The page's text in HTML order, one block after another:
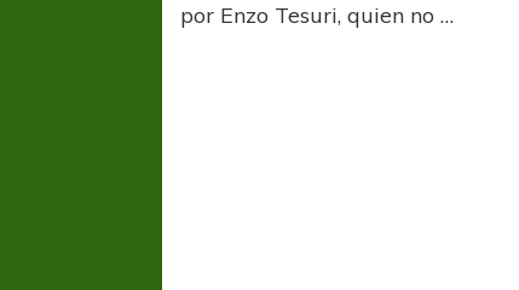
por Enzo Tesuri, quien no …